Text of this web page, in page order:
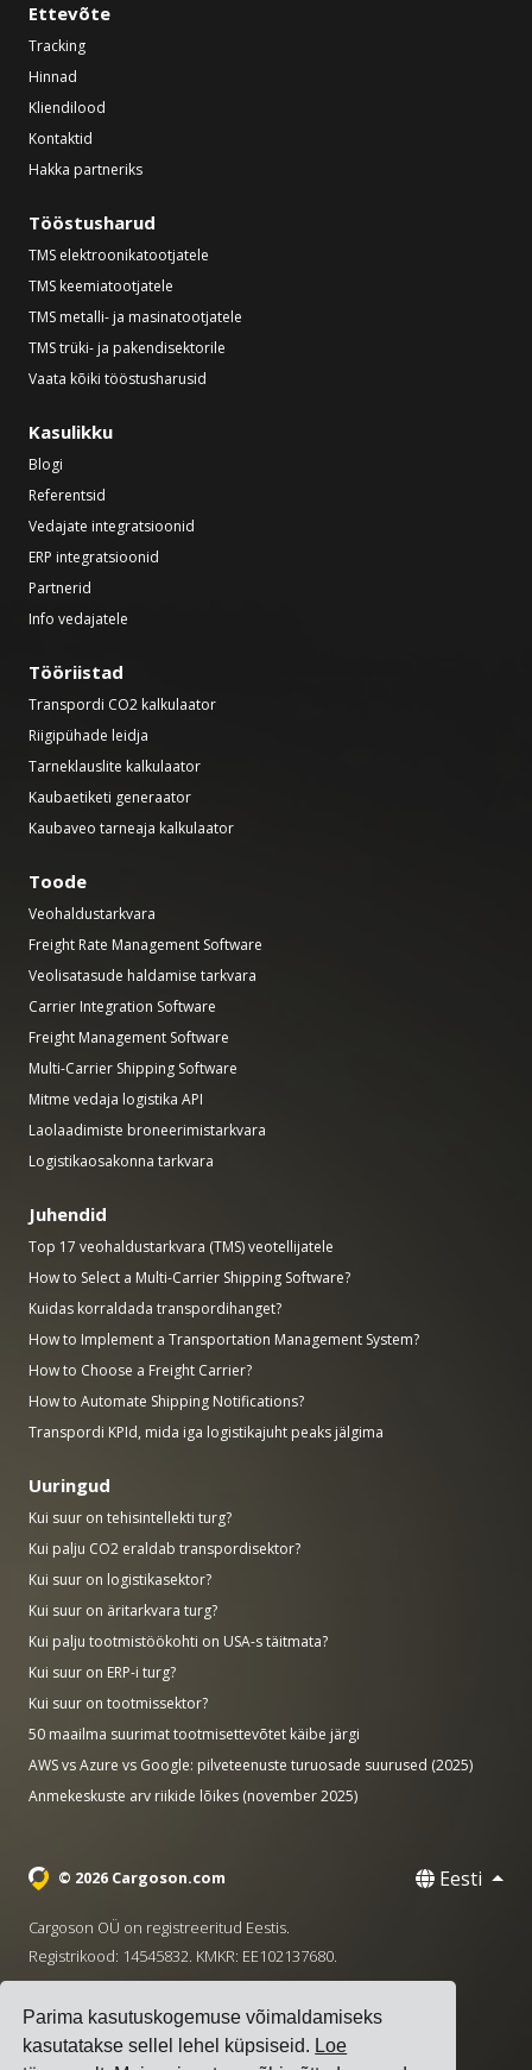
Parima kasutuskogemuse võimaldamiseks
kasutatakse sellel lehel küpsiseid. Loe
Ettevõte
Tracking
Hinnad
Kliendilood
Kontaktid
Hakka partneriks
Tööstusharud
TMS elektroonikatootjatele
TMS keemiatootjatele
TMS metalli- ja masinatootjatele
TMS trüki- ja pakendisektorile
Vaata kõiki tööstusharusid
Kasulikku
Blogi
Referentsid
Vedajate integratsioonid
ERP integratsioonid
Partnerid
Info vedajatele
Tööriistad
Transpordi CO2 kalkulaator
Riigipühade leidja
Tarneklauslite kalkulaator
Kaubaetiketi generaator
Kaubaveo tarneaja kalkulaator
Toode
Veohaldustarkvara
Freight Rate Management Software
Veolisatasude haldamise tarkvara
Carrier Integration Software
Freight Management Software
Multi-Carrier Shipping Software
Mitme vedaja logistika API
Laolaadimiste broneerimistarkvara
Logistikaosakonna tarkvara
Juhendid
Top 17 veohaldustarkvara (TMS) veotellijatele
How to Select a Multi-Carrier Shipping Software?
Kuidas korraldada transpordihanget?
How to Implement a Transportation Management System?
How to Choose a Freight Carrier?
How to Automate Shipping Notifications?
Transpordi KPId, mida iga logistikajuht peaks jälgima
Uuringud
Kui suur on tehisintellekti turg?
Kui palju CO2 eraldab transpordisektor?
Kui suur on logistikasektor?
Kui suur on äritarkvara turg?
Kui palju tootmistöökohti on USA-s täitmata?
Kui suur on ERP-i turg?
Kui suur on tootmissektor?
50 maailma suurimat tootmisettevõtet käibe järgi
AWS vs Azure vs Google: pilveteenuste turuosade suurused (2025)
Anmekeskuste arv riikide lõikes (november 2025)
© 2026 Cargoson.com Eesti
Cargoson OÜ on registreeritud Eestis.
Registrikood: 14545832. KMKR: EE102137680.
· hello@cargoson.com